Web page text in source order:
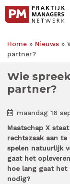
Overslaan
naar
inhoud
gaan
Kruimelpad
Home Nieuws
partner?
Wie
partner?
maandag 16
Maatschap X
rechtszaak aan te
spelen natuurlijk
gaat het
hoe lang gaat het
nodig?